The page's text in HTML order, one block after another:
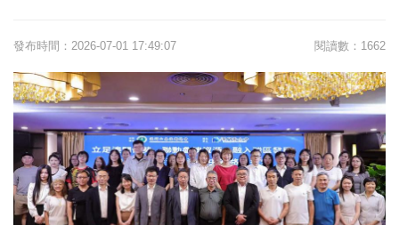
發布時間：2026-07-01 17:49:07 閱讀數：1662